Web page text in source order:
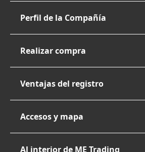
Perfil de la Compañía
Realizar compra
Ventajas del registro
Accesos y mapa
Al interior de ME Trading